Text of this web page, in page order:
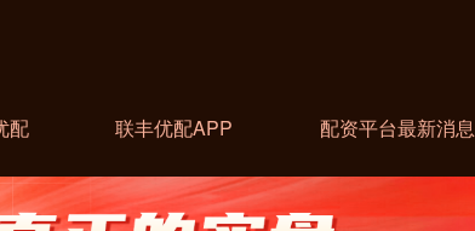
配 联丰优配APP 配资平台最新消息